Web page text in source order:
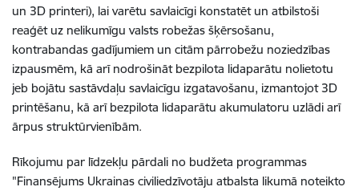
un 3D printeri), lai varētu savlaicīgi konstatēt un atbilstoši
reaģēt uz nelikumīgu valsts robežas šķērsošanu,
kontrabandas gadījumiem un citām pārrobežu noziedzības
izpausmēm, kā arī nodrošināt bezpilota lidaparātu nolietotu
jeb bojātu sastāvdaļu savlaicīgu izgatavošanu, izmantojot 3D
printēšanu, kā arī bezpilota lidaparātu akumulatoru uzlādi arī
ārpus struktūrvienībām.
Rīkojumu par līdzekļu pārdali no budžeta programmas
"Finansējums Ukrainas civiliedzīvotāju atbalsta likumā noteikto